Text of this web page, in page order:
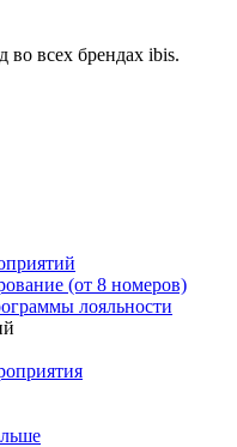
во всех брендах ibis.
(от 8 номеров)
лояльности